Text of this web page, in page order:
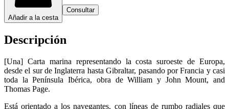
Añadir a la cesta
Consultar
Descripción
[Una] Carta marina representando la costa suroeste de Europa,
desde el sur de Inglaterra hasta Gibraltar, pasando por Francia y casi
toda la Península Ibérica, obra de William y John Mount, and
Thomas Page.
Está orientado a los navegantes, con líneas de rumbo radiales que